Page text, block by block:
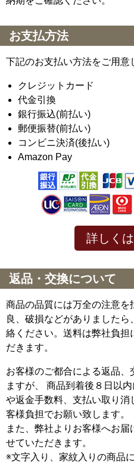
お支払方法
下記のお支払い方法をご用意
クレジットカード
代金引換
銀行振込(前払い)
郵便振替(前払い)
コンビニ決済(後払い)
Amazon Pay
詳しく
返品・交換について
商品の品質には万全の注意を
良、破損などがありました
絡ください。送料は弊社負担
だきます。
お客様のご都合による返品、
ますが、
商品到着後８日以
や返金手数料、支払い取り消
客様負担でお願い致します。
また、弊社よりお客様へお
せていただきます。
※文字入り、家紋入りの商品